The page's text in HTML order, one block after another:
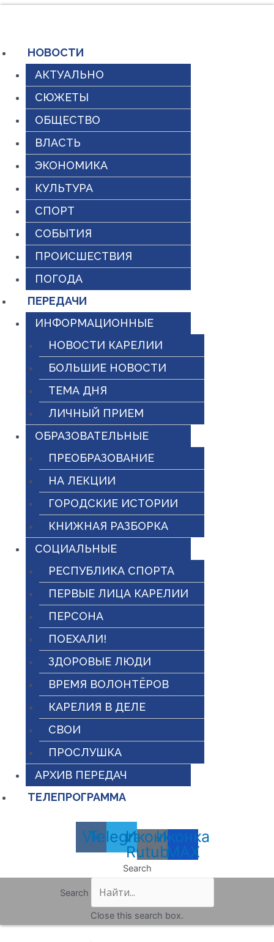
содержимому
НОВОСТИ
АКТУАЛЬНО
СЮЖЕТЫ
ОБЩЕСТВО
ВЛАСТЬ
ЭКОНОМИКА
КУЛЬТУРА
СПОРТ
СОБЫТИЯ
ПРОИСШЕСТВИЯ
ПОГОДА
ПЕРЕДАЧИ
ИНФОРМАЦИОННЫЕ
НОВОСТИ КАРЕЛИИ
БОЛЬШИЕ НОВОСТИ
ТЕМА ДНЯ
ЛИЧНЫЙ ПРИЕМ
ОБРАЗОВАТЕЛЬНЫЕ
ПРЕОБРАЗОВАНИЕ
НА ЛЕКЦИИ
ГОРОДСКИЕ ИСТОРИИ
КНИЖНАЯ РАЗБОРКА
СОЦИАЛЬНЫЕ
РЕСПУБЛИКА СПОРТА
ПЕРВЫЕ ЛИЦА КАРЕЛИИ
ПЕРСОНА
ПОЕХАЛИ!
ЗДОРОВЫЕ ЛЮДИ
ВРЕМЯ ВОЛОНТЁРОВ
КАРЕЛИЯ В ДЕЛЕ
СВОИ
ПРОСЛУШКА
АРХИВ ПЕРЕДАЧ
ТЕЛЕПРОГРАММА
Vk
Telegram
Иконка
Rutube
Иконка
MAX
Search
Search
Close this search box.